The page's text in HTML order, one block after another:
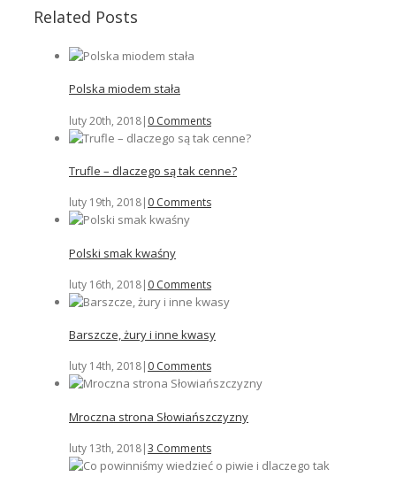
Related Posts
Polska miodem stała
luty 20th, 2018| 0 Comments
Trufle – dlaczego są tak cenne?
luty 19th, 2018| 0 Comments
Polski smak kwaśny
luty 16th, 2018| 0 Comments
Barszcze, żury i inne kwasy
luty 14th, 2018| 0 Comments
Mroczna strona Słowiańszczyzny
luty 13th, 2018|3 Comments